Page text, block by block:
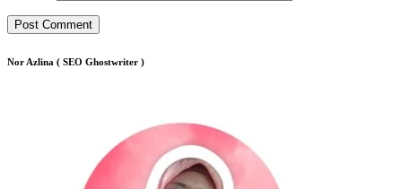
Nor Azlina ( SEO Ghostwriter )